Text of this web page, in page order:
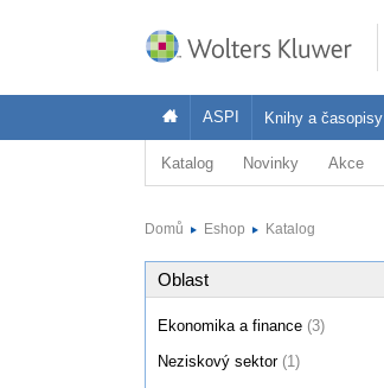
ASPI Knihy a časopisy
Knihy
Katalog Novinky Akce
Domů Eshop Katalog
Oblast
Ekonomika a finance (3)
Neziskový sektor (1)